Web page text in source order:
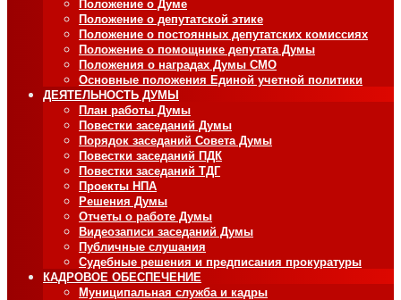
Положение о Думе
Положение о депутатской этике
Положение о постоянных депутатских комиссиях
Положение о помощнике депутата Думы
Положения о наградах Думы СМО
Основные положения Единой учетной политики
ДЕЯТЕЛЬНОСТЬ ДУМЫ
План работы Думы
Повестки заседаний Думы
Порядок заседаний Совета Думы
Повестки заседаний ПДК
Повестки заседаний ТДГ
Проекты НПА
Решения Думы
Отчеты о работе Думы
Видеозаписи заседаний Думы
Публичные слушания
Судебные решения и предписания прокуратуры
КАДРОВОЕ ОБЕСПЕЧЕНИЕ
Муниципальная служба и кадры